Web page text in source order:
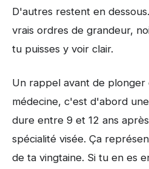
D'autres restent en
vrais ordres de grandeur,
tu puisses y voir clair.
Un rappel avant de plonger
médecine, c'est d'abord
dure entre 9 et 12 ans
spécialité visée. Ça
de ta vingtaine. Si tu en es